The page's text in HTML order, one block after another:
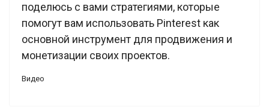
поделюсь с вами стратегиями, которые
помогут вам использовать Pinterest как
основной инструмент для продвижения и
монетизации своих проектов.
Видео